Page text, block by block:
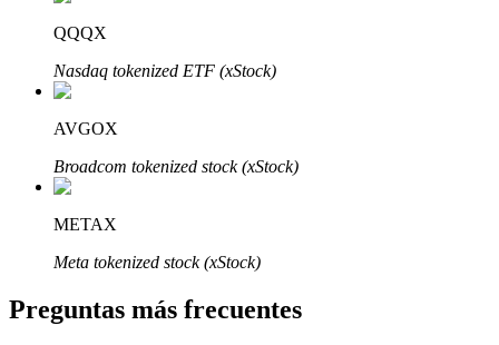
QQQX
Nasdaq tokenized ETF (xStock)
AVGOX
Broadcom tokenized stock (xStock)
METAX
Meta tokenized stock (xStock)
Preguntas más frecuentes